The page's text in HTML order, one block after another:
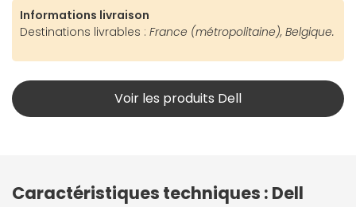
Informations livraison
Destinations livrables : France (métropolitaine), Belgique.
Voir les produits Dell
Caractéristiques techniques : Dell